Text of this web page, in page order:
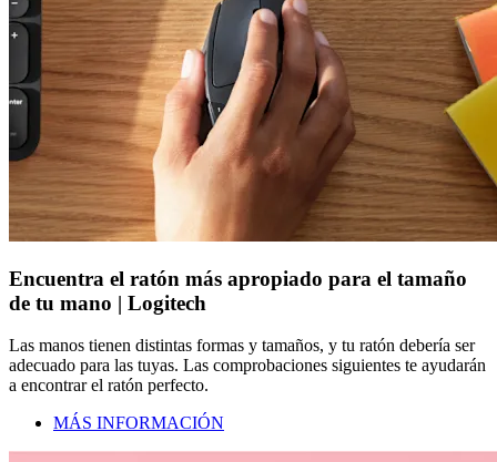
Encuentra el ratón más apropiado para el tamaño
de tu mano | Logitech
Las manos tienen distintas formas y tamaños, y tu ratón debería ser
adecuado para las tuyas. Las comprobaciones siguientes te ayudarán
a encontrar el ratón perfecto.
MÁS INFORMACIÓN